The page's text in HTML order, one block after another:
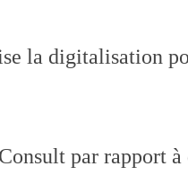
la digitalisation
par rapport